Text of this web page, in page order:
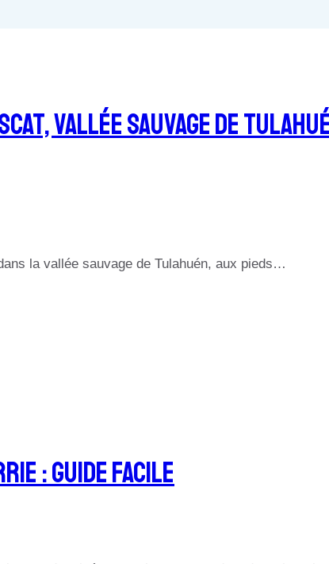
Vallée Sauvage De
la vallée sauvage de Tulahuén, aux pieds…
: Guide Facile